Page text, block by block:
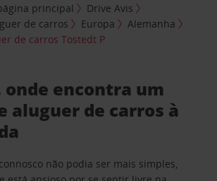
principal
Drive Avis
de carros
Europa
Alemanha
de carros Tostedt P
onde encontra um
aluguer de carros à
não podia ser mais simples,